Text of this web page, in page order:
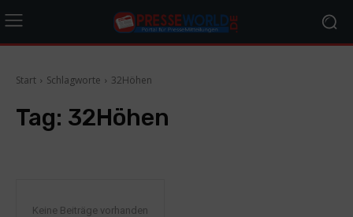
Start Schlagworte 32Höhen
Tag: 32Höhen
Keine Beiträge vorhanden